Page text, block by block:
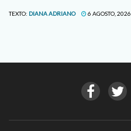
TEXTO: DIANA ADRIANO 6 AGOSTO, 2026